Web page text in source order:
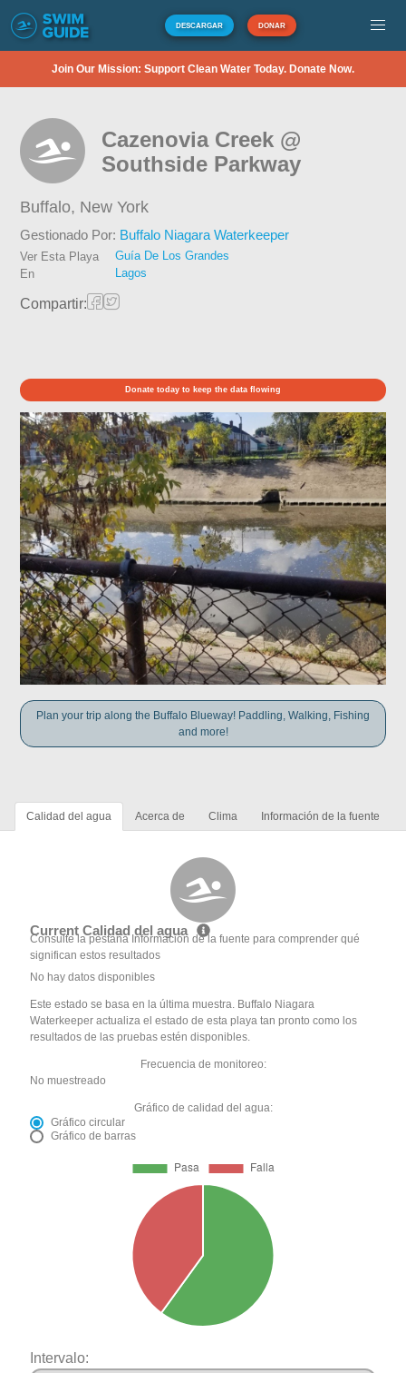
DESCARGAR DONAR
Join Our Mission: Support Clean Water Today. Donate Now.
Cazenovia Creek @
Southside Parkway
Buffalo, New York
Gestionado Por: Buffalo Niagara Waterkeeper
Ver Esta Playa
En
Guía De Los Grandes
Lagos
Compartir:
Donate today to keep the data flowing
Plan your trip along the Buffalo Blueway! Paddling, Walking, Fishing
and more!
Calidad del agua Acerca de Clima Información de la fuente
Current Calidad del agua
Consulte la pestaña Información de la fuente para comprender qué
significan estos resultados
No hay datos disponibles
Este estado se basa en la última muestra. Buffalo Niagara
Waterkeeper actualiza el estado de esta playa tan pronto como los
resultados de las pruebas estén disponibles.
Frecuencia de monitoreo:
No muestreado
Gráfico de calidad del agua:
Gráfico circular
Gráfico de barras
Intervalo: